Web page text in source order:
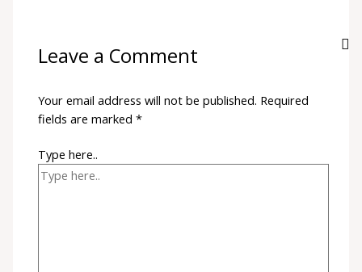
Leave a Comment
Your email address will not be published. Required
fields are marked*
Type here..